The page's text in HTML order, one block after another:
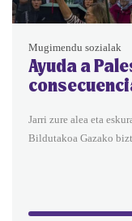
Mugimendu sozialak
Ayuda a
Jarri zure alea eta
Bildutakoa Gazako